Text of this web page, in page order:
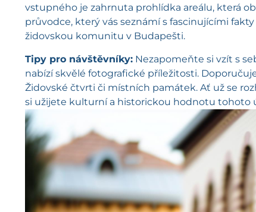
vstupného je zahrnuta prohlídka areálu, která
průvodce, který vás seznámí s fascinujícími
židovskou komunitu v Budapešti.
Tipy pro návštěvníky: Nezapomeňte si vzít s
nabízí skvělé fotografické příležitosti.
Židovské čtvrti či místních památek. Ať už se
si užijete kulturní a historickou hodnotu tohoto